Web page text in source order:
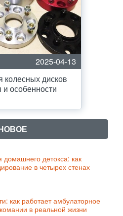
2025-04-13
колесных дисков
особенности
домашнего детокса: как
в четырех стенах
как работает амбулаторное
в реальной жизни